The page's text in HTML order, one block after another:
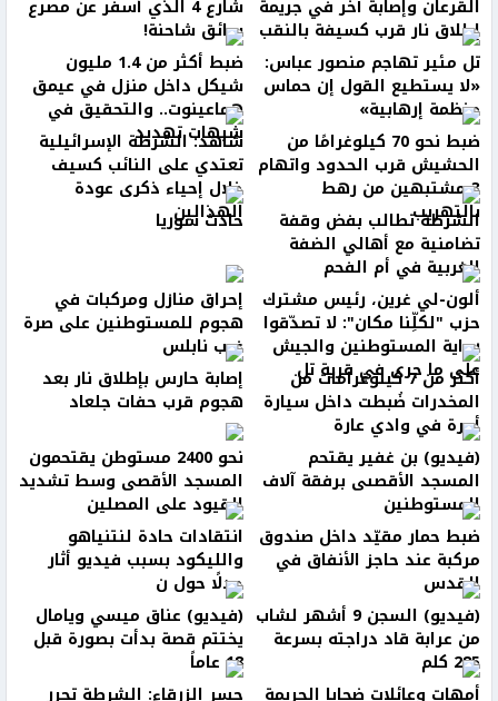
القرعان وإصابة آخر في جريمة
إطلاق نار قرب كسيفة بالنقب
شارع 4 الذي أسفر عن مصرع
سائق شاحنة!
تل مئير تهاجم منصور عباس:
«لا يستطيع القول إن حماس
منظمة إرهابية»
ضبط أكثر من 1.4 مليون
شيكل داخل منزل في عيمق
هماعينوت.. والتحقيق في
شبهات تهديد ضبط نحو 70 كيلوغرامًا من
الحشيش قرب الحدود واتهام
3 مشتبهين من رهط
بالتهريب
شاهد: الشرطة الإسرائيلية
تعتدي على النائب كسيف
خلال إحياء ذكرى عودة
الهذالين الشرطة تطالب بفض وقفة
تضامنية مع أهالي الضفة
الغربية في أم الفحم
حادث سوريا
ألون-لي غرين، رئيس مشترك
حزب "لكلِّنا مكان": لا تصدّقوا
رواية المستوطنين والجيش
على ما جرى في قرية تل
إحراق منازل ومركبات في
هجوم للمستوطنين على صرة
غرب نابلس
أكثر من 7 كيلوغرامات من
المخدرات ضُبطت داخل سيارة
أجرة في وادي عارة
إصابة حارس بإطلاق نار بعد
هجوم قرب حفات جلعاد
(فيديو) بن غفير يقتحم
المسجد الأقصىى برفقة آلاف
المستوطنين
نحو 2400 مستوطن يقتحمون
المسجد الأقصى وسط تشديد
القيود على المصلين
ضبط حمار مقيّد داخل صندوق
مركبة عند حاجز الأنفاق في
القدس
انتقادات حادة لنتنياهو
والليكود بسبب فيديو أثار
جدلًا حول ن
(فيديو) السجن 9 أشهر لشاب
من عرابة قاد دراجته بسرعة
285 كلم
(فيديو) عناق ميسي ويامال
يختتم قصة بدأت بصورة قبل
18 عاماً